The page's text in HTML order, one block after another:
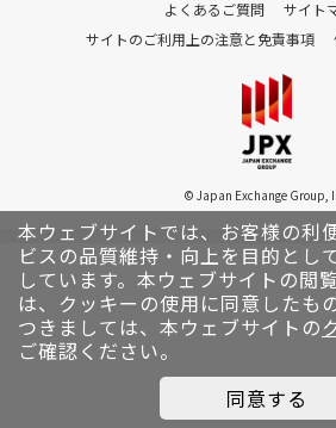
本ウェブサイトでは、お客様の利
ビスの品質維持・向上を目的とし
しています。 本ウェブサイトの閲
は、クッキーの使用に同意したも
つきましては、本ウェブサイトの
ご確認ください。
同意する
よくあるご質問
サイト
サイトのご利用上の注意と免責事項
© Japan Exchange Group,